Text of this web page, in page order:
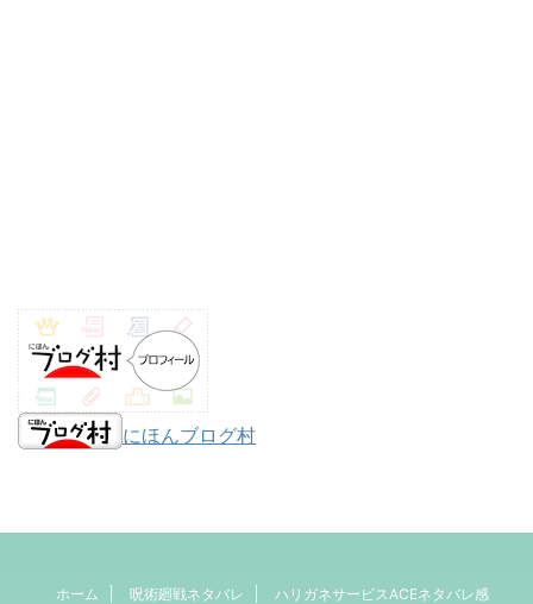
にほんブログ村
ホーム 呪術廻戦ネタバレ
ハリガネサービスACEネタバレ感